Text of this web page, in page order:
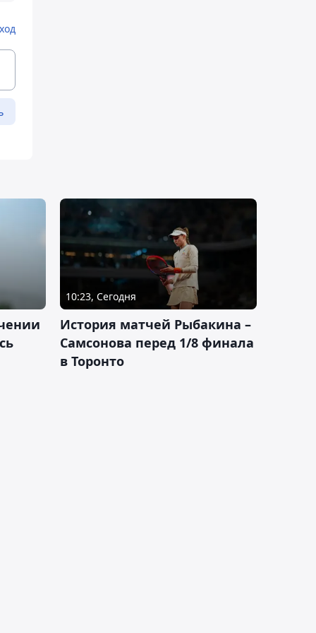
10:23, Сегодня
История матчей Рыбакина –
Самсонова перед 1/8 финала
в Торонто